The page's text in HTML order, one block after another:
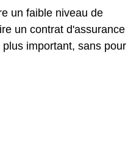
un faible niveau de
un contrat d'assurance
important, sans pour